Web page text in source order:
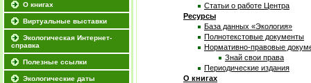
О книгах
Виртуальные выставки
Экологическая Интернет-
справка
Полезные ссылки
Экологические даты
Статьи о работе Центра
Ресурсы
База данных «Экология»
Полнотекстовые документы
Нормативно-правовые
Знай свои права
Периодические издания
О книгах